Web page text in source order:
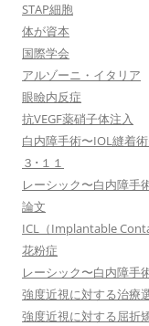
STAP細胞
体が資本
国際学会
アルゾーニ・イタリア
眼瞼内反症
抗VEGF薬硝子体注入
白内障手術〜IOL縫着
３･１１
レーシック〜白内障手
論文
ICL（Implantable
花粉症
レーシック〜白内障手
強度近視に対する治療
強度近視に対する屈折